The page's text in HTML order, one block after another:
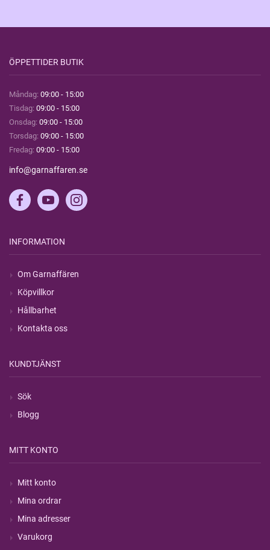
ÖPPETTIDER BUTIK
Måndag: 09:00 - 15:00
Tisdag: 09:00 - 15:00
Onsdag: 09:00 - 15:00
Torsdag: 09:00 - 15:00
Fredag: 09:00 - 15:00
info@garnaffaren.se
INFORMATION
Om Garnaffären
Köpvillkor
Hållbarhet
Kontakta oss
KUNDTJÄNST
Sök
Blogg
MITT KONTO
Mitt konto
Mina ordrar
Mina adresser
Varukorg